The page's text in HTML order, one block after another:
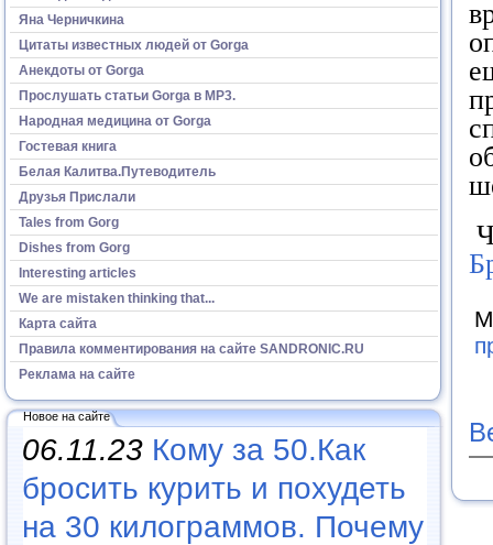
Яна Черничкина
Цитаты известных людей от Gorga
Анекдоты от Gorga
Прослушать статьи Gorga в МР3.
Народная медицина от Gorga
Гостевая книга
Белая Калитва.Путеводитель
Друзья Прислали
Tales from Gorg
Dishes from Gorg
Interesting articles
We are mistaken thinking that...
Карта сайта
Правила комментирования на сайте SANDRONIC.RU
Реклама на сайте
Новое на сайте
06.11.23 Кому за 50.Как
бросить курить и похудеть
на 30 килограммов. Почему